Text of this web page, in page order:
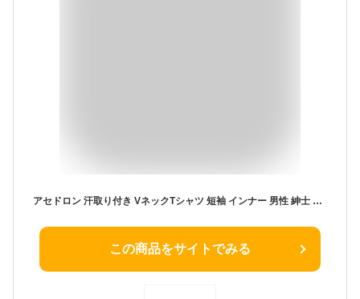
アセドロン 汗取り付き VネックTシャツ 短袖 インナー 男性 紳士 グンゼ GUNZE | 汗取りインナー メンズ tシャツ 汗取り 脇パット付きインナー 汗取りパッド付き 袖 短め vネック 汗とりインナー 脇汗 半袖 短め パッド 汗染み防止 脇汗パッド付きインナー あせどろん 肌着
この商品をサイトでみる